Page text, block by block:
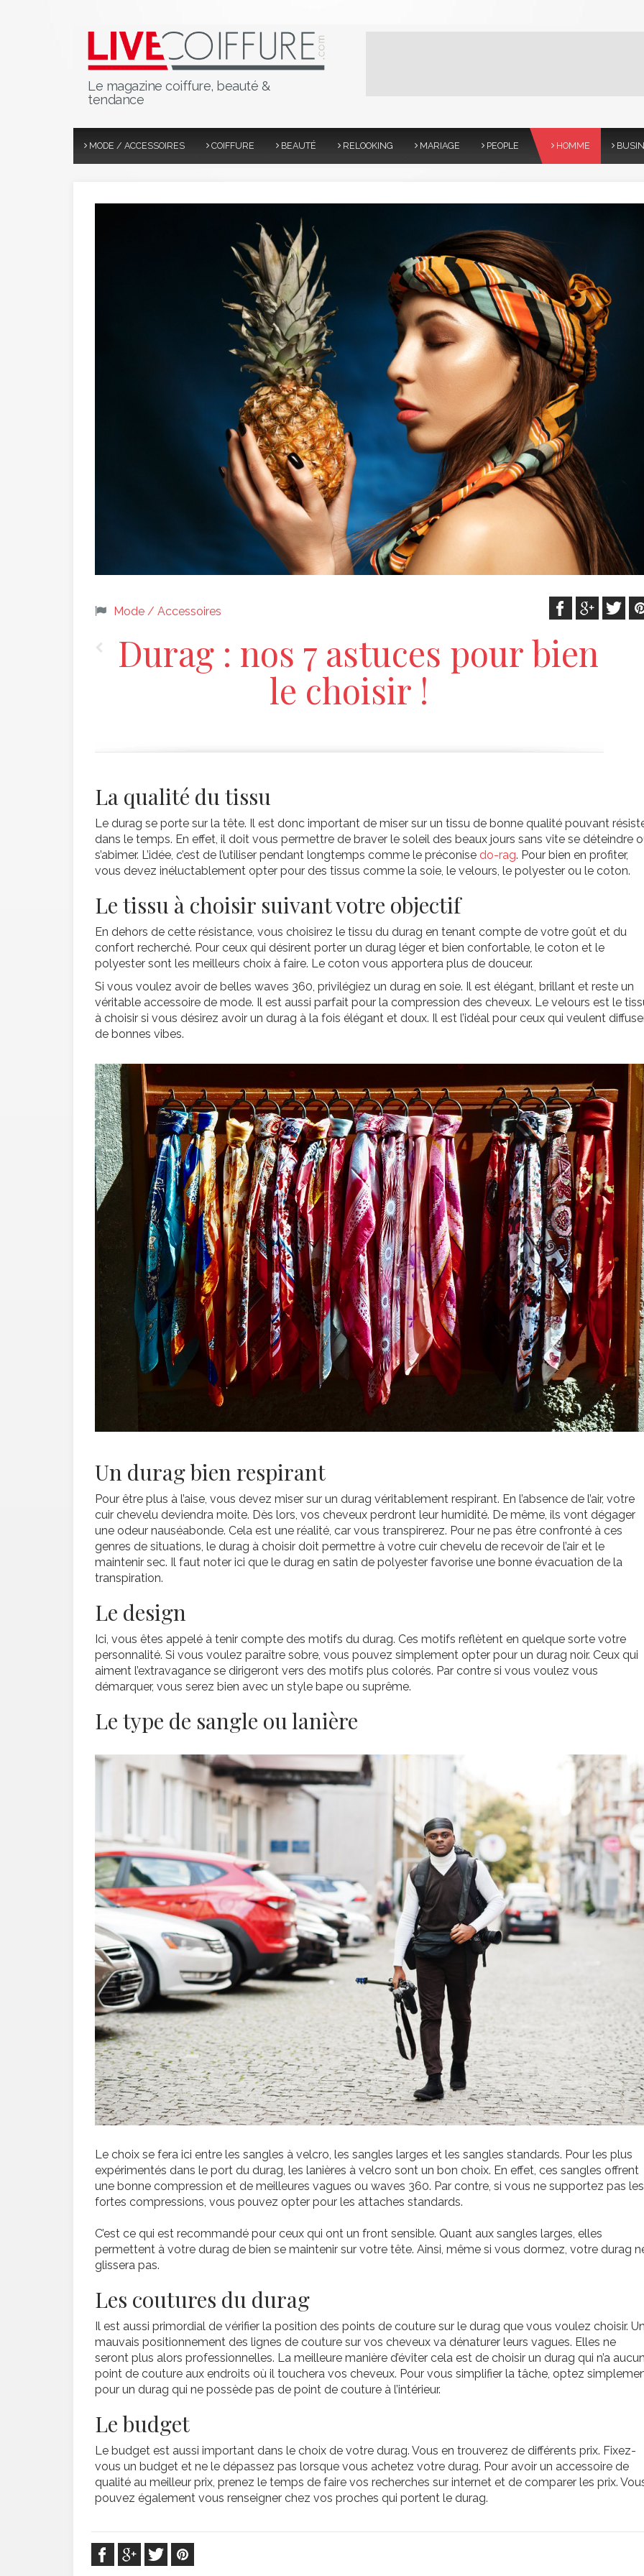
Le magazine coiffure, beauté &
tendance
MODE / ACCESSOIRES COIFFURE BEAUTÉ RELOOKING MARIAGE PEOPLE HOMME
Mode / Accessoires
Durag : nos 7 astuces pour bien
le choisir !
La qualité du tissu
Le durag se porte sur la tête. Il est donc important de miser sur un tissu de bonne qualité pouvant
dans le temps. En effet, il doit vous permettre de braver le soleil des beaux jours sans vite se déteindre
s’abimer. L’idée, c’est de l’utiliser pendant longtemps comme le préconise do-rag. Pour bien en profiter,
vous devez inéluctablement opter pour des tissus comme la soie, le velours, le polyester ou le coton.
Le tissu à choisir suivant votre objectif
En dehors de cette résistance, vous choisirez le tissu du durag en tenant compte de votre goût et du
confort recherché. Pour ceux qui désirent porter un durag léger et bien confortable, le coton et le
polyester sont les meilleurs choix à faire. Le coton vous apportera plus de douceur.
Si vous voulez avoir de belles waves 360, privilégiez un durag en soie. Il est élégant, brillant et reste un
véritable accessoire de mode. Il est aussi parfait pour la compression des cheveux. Le velours est le
à choisir si vous désirez avoir un durag à la fois élégant et doux. Il est l’idéal pour ceux qui veulent
de bonnes vibes.
Un durag bien respirant
Pour être plus à l’aise, vous devez miser sur un durag véritablement respirant. En l’absence de l’air, votre
cuir chevelu deviendra moite. Dès lors, vos cheveux perdront leur humidité. De même, ils vont dégager
une odeur nauséabonde. Cela est une réalité, car vous transpirerez. Pour ne pas être confronté à ces
genres de situations, le durag à choisir doit permettre à votre cuir chevelu de recevoir de l’air et le
maintenir sec. Il faut noter ici que le durag en satin de polyester favorise une bonne évacuation de la
transpiration.
Le design
Ici, vous êtes appelé à tenir compte des motifs du durag. Ces motifs reflètent en quelque sorte votre
personnalité. Si vous voulez paraître sobre, vous pouvez simplement opter pour un durag noir. Ceux qui
aiment l’extravagance se dirigeront vers des motifs plus colorés. Par contre si vous voulez vous
démarquer, vous serez bien avec un style bape ou suprême.
Le type de sangle ou lanière
Le choix se fera ici entre les sangles à velcro, les sangles larges et les sangles standards. Pour les plus
expérimentés dans le port du durag, les lanières à velcro sont un bon choix. En effet, ces sangles offrent
une bonne compression et de meilleures vagues ou waves 360. Par contre, si vous ne supportez pas les
fortes compressions, vous pouvez opter pour les attaches standards.
C’est ce qui est recommandé pour ceux qui ont un front sensible. Quant aux sangles larges, elles
permettent à votre durag de bien se maintenir sur votre tête. Ainsi, même si vous dormez, votre durag
glissera pas.
Les coutures du durag
Il est aussi primordial de vérifier la position des points de couture sur le durag que vous voulez choisir.
mauvais positionnement des lignes de couture sur vos cheveux va dénaturer leurs vagues. Elles ne
seront plus alors professionnelles. La meilleure manière d’éviter cela est de choisir un durag qui n’a
point de couture aux endroits où il touchera vos cheveux. Pour vous simplifier la tâche, optez
pour un durag qui ne possède pas de point de couture à l’intérieur.
Le budget
Le budget est aussi important dans le choix de votre durag. Vous en trouverez de différents prix. Fixez-
vous un budget et ne le dépassez pas lorsque vous achetez votre durag. Pour avoir un accessoire de
qualité au meilleur prix, prenez le temps de faire vos recherches sur internet et de comparer les prix.
pouvez également vous renseigner chez vos proches qui portent le durag.